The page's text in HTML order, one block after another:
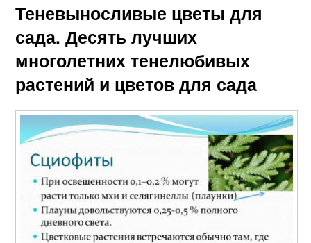
Теневыносливые цветы для
сада. Десять лучших
многолетних тенелюбивых
растений и цветов для сада